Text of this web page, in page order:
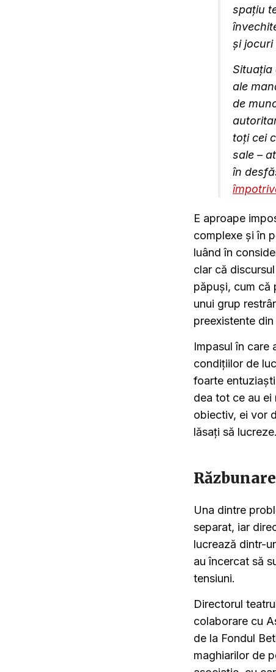
spațiu
și jocuri
Situația
ale
de
toți cei
sale –
în
E aproape
complexe și în
luând în
clar că
păpuși, cum că
unui grup
preexistente
Impasul în care
condițiilor de
foarte
dea tot ce au ei
obiectiv, ei vor
lăsați să lucreze.
Una dintre
separat, iar
lucrează dintr-
au încercat să
tensiuni.
Directorul
colaborare cu
de la Fondul
maghiarilor de